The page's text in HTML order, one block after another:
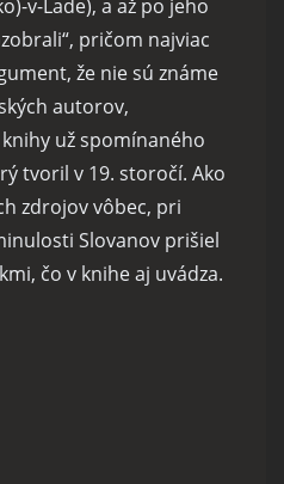
v-Lade), a až po jeho
pričom najviac
že nie sú známe
autorov,
už spomínaného
tvoril v 19. storočí. Ako
zdrojov vôbec, pri
Slovanov prišiel
čo v knihe aj uvádza.